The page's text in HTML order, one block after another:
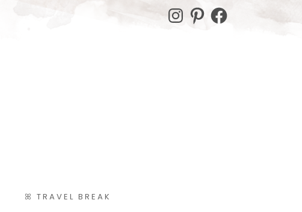
InstagramPinterestFacebook
ꕤ TRAVEL BREAK